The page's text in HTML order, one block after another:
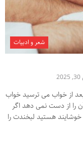
شعر و ادبیات
از خواب می ترسید خواب
را از دست نمی دهد اگر
هستید لبخندت را